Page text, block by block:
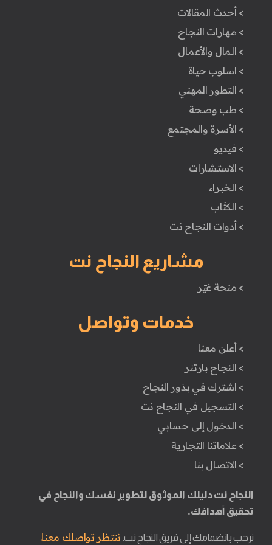
> أحدث المقالات
> مهارات النجاح
> المال والأعمال
> اسلوب حياة
> التطور المهني
> طب وصحة
> الأسرة والمجتمع
> فيديو
> الاستشارات
> الخبراء
> الكتَاب
> أدوات النجاح نت
مشاريع النجاح نت
> منحة غيّر
خدمات وتواصل
> أعلن معنا
> النجاح بارتنر
> اشترك في بذور النجاح
> التسجيل في النجاح نت
> الدخول إلى حسابي
> علاماتنا التجارية
> الاتصال بنا
النجاح نت دليلك الموثوق لتطوير نفسك والنجاح في
تحقيق أهدافك.
نرحب بانضمامك إلى فريق النجاح نت. ننتظر تواصلك معنا.